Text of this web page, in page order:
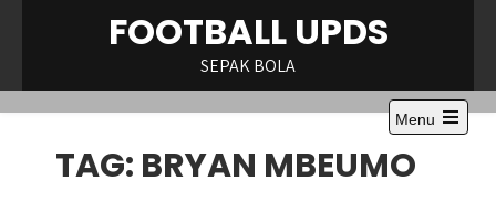
FOOTBALL UPDS
SEPAK BOLA
Menu
Open
TAG: BRYAN MBEUMO